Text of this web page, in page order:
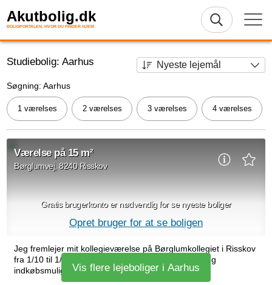
Akutbolig.dk
BOLIGPORTALEN, HVOR DU FINDER HJEM
Studiebolig: Aarhus
Søgning: Aarhus
1 værelses 2 værelses 3 værelses 4 værelses
Værelse på 15 m²
Børglumvej, 8240 Risskov
Gratis brugerkonto er nødvendig for se nyeste boliger
Opret bruger for at se boligen
Jeg fremlejer mit kollegieværelse på Børglumkollegiet i Risskov
fra 1/10 til 1/2. Kollegiet ligger tæt på universitetet og
indkøbsmuligheder. Værelset...
Vis flere lejeboliger i Aarhus